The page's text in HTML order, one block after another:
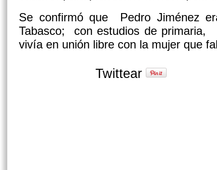
Se confirmó que Pedro Jiménez
Tabasco; con estudios de primaria,
vivía en unión libre con la mujer que
Twittear